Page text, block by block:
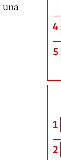
una
4
5
1
2